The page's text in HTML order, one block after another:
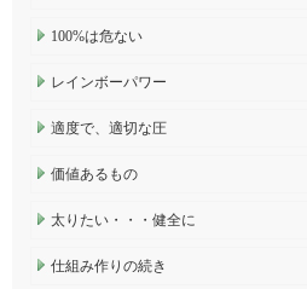
100%は危ない
レインボーパワー
適度で、適切な圧
価値あるもの
太りたい・・・健全に
仕組み作りの続き